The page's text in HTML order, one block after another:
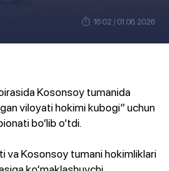
16:02 / 01.06.2026
Kosonsoy tumanida
viloyati hokimi kubogi” uchun
bo‘lib o‘tdi.
va Kosonsoy tumani hokimliklari